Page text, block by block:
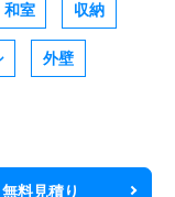
和室 収納
外壁
無料見積り